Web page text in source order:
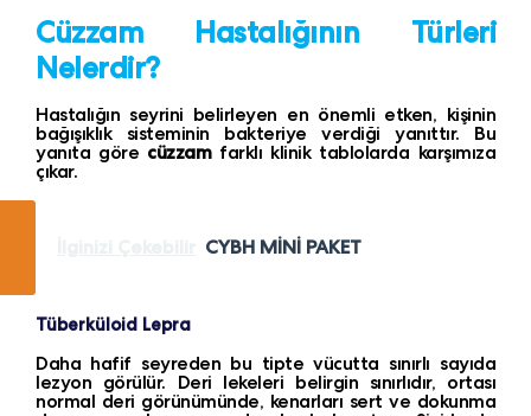
Cüzzam Hastalığının Türleri
Nelerdir?
Hastalığın seyrini belirleyen en önemli etken, kişinin
bağışıklık sisteminin bakteriye verdiği yanıttır. Bu
yanıta göre cüzzamfarklı klinik tablolarda karşımıza
çıkar.
CYBH MİNİ PAKET
Tüberküloid Lepra
Daha hafif seyreden bu tipte vücutta sınırlı sayıda
lezyon görülür. Deri lekeleri belirgin sınırlıdır, ortası
normal deri görünümünde, kenarları sert ve dokunma